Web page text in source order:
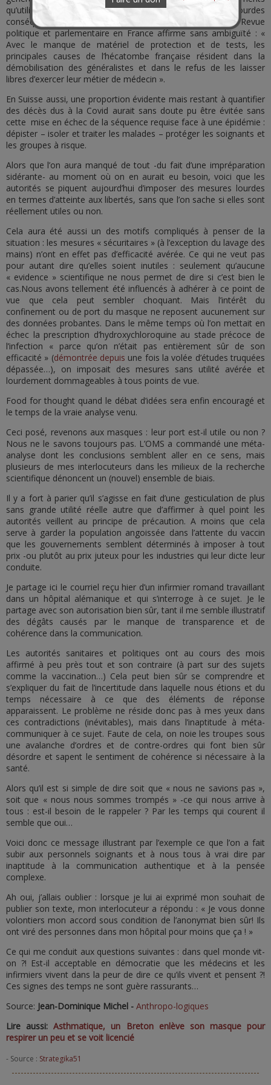
qu’utilisaient pourtant les hôpitaux aura eu de lourdes
conséquences.
dans la prestigieuse Revue
politique et parlementaire en France affirme sans ambiguïté : «
Avec le manque de matériel de protection et de tests, les
principales causes de l’hécatombe française résident dans la
démobilisation des généralistes et dans le refus de les laisser
libres d’exercer leur métier de médecin ».
En Suisse aussi, une proportion évidente mais restant à quantifier
des décès dus à la Covid aurait sans doute pu être évitée sans
cette mise en échec de la séquence requise face à une épidémie :
dépister – isoler et traiter les malades – protéger les soignants et
les groupes à risque.
Alors que l’on aura manqué de tout -du fait d’une impréparation
sidérante- au moment où on en aurait eu besoin, voici que les
autorités se piquent aujourd’hui d’imposer des mesures lourdes
en termes d’atteinte aux libertés, sans que l’on sache si elles sont
réellement utiles ou non.
Cela aura été aussi un des motifs compliqués à penser de la
situation : les mesures « sécuritaires » (à l’exception du lavage des
mains) n’ont en effet pas d’efficacité avérée. Ce qui ne veut pas
pour autant dire qu’elles soient inutiles : seulement qu’aucune
« evidence » scientifique ne nous permet de dire si c’est bien le
cas.Nous avons tellement été influencés à adhérer à ce point de
vue que cela peut sembler choquant. Mais l’intérêt du
confinement ou de port du masque ne reposent aucunement sur
des données probantes. Dans le même temps où l’on mettait en
échec la prescription d’hydroxychloroquine au stade précoce de
l’infection « parce qu’on n’était pas entièrement sûr de son
efficacité » (démontrée depuis une fois la volée d’études truquées
dépassée…), on imposait des mesures sans utilité avérée et
lourdement dommageables à tous points de vue.
Food for thought quand le débat d’idées sera enfin encouragé et
le temps de la vraie analyse venu.
Ceci posé, revenons aux masques : leur port est-il utile ou non ?
Nous ne le savons toujours pas. L’OMS a commandé une méta-
analyse dont les conclusions semblent aller en ce sens, mais
plusieurs de mes interlocuteurs dans les milieux de la recherche
scientifique dénoncent un (nouvel) ensemble de biais.
Il y a fort à parier qu’il s’agisse en fait d’une gesticulation de plus
sans grande utilité réelle autre que d’affirmer à quel point les
autorités veillent au principe de précaution. A moins que cela
serve à garder la population angoissée dans l’attente du vaccin
que les gouvernements semblent déterminés à imposer à tout
prix -ou plutôt au prix juteux pour les industries qui leur dicte leur
conduite.
Je partage ici le courriel reçu hier d’un infirmier romand travaillant
dans un hôpital alémanique et qui s’interroge à ce sujet. Je le
partage avec son autorisation bien sûr, tant il me semble illustratif
des dégâts causés par le manque de transparence et de
cohérence dans la communication.
Les autorités sanitaires et politiques ont au cours des mois
affirmé à peu près tout et son contraire (à part sur des sujets
comme la vaccination…) Cela peut bien sûr se comprendre et
s’expliquer du fait de l’incertitude dans laquelle nous étions et du
temps nécessaire à ce que des éléments de réponse
apparaissent. Le problème ne réside donc pas à mes yeux dans
ces contradictions (inévitables), mais dans l’inaptitude à méta-
communiquer à ce sujet. Faute de cela, on noie les troupes sous
une avalanche d’ordres et de contre-ordres qui font bien sûr
désordre et sapent le sentiment de cohérence si nécessaire à la
santé.
Alors qu’il est si simple de dire soit que « nous ne savions pas »,
soit que « nous nous sommes trompés » -ce qui nous arrive à
tous : est-il besoin de le rappeler ? Par les temps qui courent il
semble que oui…
Voici donc ce message illustrant par l’exemple ce que l’on a fait
subir aux personnels soignants et à nous tous à vrai dire par
inaptitude à la communication authentique et à la pensée
complexe.
Ah oui, j’allais oublier : lorsque je lui ai exprimé mon souhait de
publier son texte, mon interlocuteur a répondu : « Je vous donne
volontiers mon accord sous condition de l’anonymat bien sûr! Ils
ont viré des personnes dans mon hôpital pour moins que ça ! »
Ce qui me conduit aux questions suivantes : dans quel monde vit-
on ?! Est-il acceptable en démocratie que les médecins et les
infirmiers vivent dans la peur de dire ce qu’ils vivent et pensent ?!
Ces signes des temps ne sont guère rassurants…
Source: Jean-Dominique Michel - Anthropo-logiques
Lire aussi:Asthmatique, un Breton enlève son masque pour
respirer un peu et se voit licencié
- Source : Strategika51